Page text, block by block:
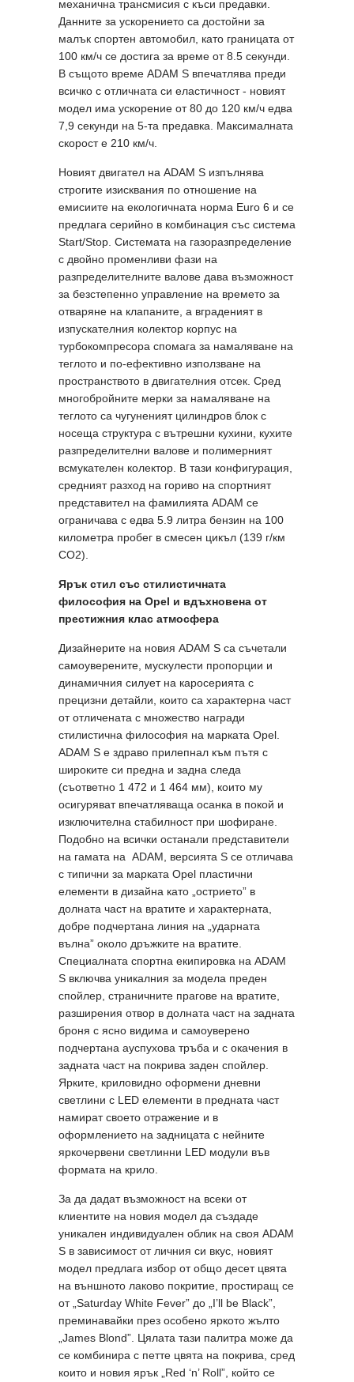
механична трансмисия с къси предавки.
Данните за ускорението са достойни за
малък спортен автомобил, като границата от
100 км/ч се достига за време от 8.5 секунди.
В същото време ADAM S впечатлява преди
всичко с отличната си еластичност - новият
модел има ускорение от 80 дo 120 км/ч едва
7,9 секунди на 5-та предавка. Максималната
скорост е 210 км/ч.
Новият двигател на ADAM S изпълнява
строгите изисквания по отношение на
емисиите на екологичната норма Euro 6 и се
предлага серийно в комбинация със система
Start/Stop. Системата на газоразпределение
с двойно променливи фази на
разпределителните валове дава възможност
за безстепенно управление на времето за
отваряне на клапаните, а вграденият в
изпускателния колектор корпус на
турбокомпресора спомага за намаляване на
теглото и по-ефективно използване на
пространството в двигателния отсек. Сред
многобройните мерки за намаляване на
теглото са чугуненият цилиндров блок с
носеща структура с вътрешни кухини, кухите
разпределителни валове и полимерният
всмукателен колектор. В тази конфигурация,
средният разход на гориво на спортният
представител на фамилията ADAM се
ограничава с едва 5.9 литра бензин на 100
километра пробег в смесен цикъл (139 г/км
CO2).
Ярък стил със стилистичната
философия на Opel и вдъхновена от
престижния клас атмосфера
Дизайнерите на новия ADAM S са съчетали
самоуверените, мускулести пропорции и
динамичния силует на каросерията с
прецизни детайли, които са характерна част
от отличената с множество награди
стилистична философия на марката Opel.
ADAM S е здраво прилепнал към пътя с
широките си предна и задна следа
(съответно 1 472 и 1 464 мм), които му
осигуряват впечатляваща осанка в покой и
изключителна стабилност при шофиране.
Подобно на всички останали представители
на гамата на ADAM, версията S се отличава
с типични за марката Opel пластични
елементи в дизайна като „острието” в
долната част на вратите и характерната,
добре подчертана линия на „ударната
вълна” около дръжките на вратите.
Специалната спортна екипировка на ADAM
S включва уникалния за модела преден
спойлер, страничните прагове на вратите,
разширения отвор в долната част на задната
броня с ясно видима и самоуверено
подчертана ауспухова тръба и с окачения в
задната част на покрива заден спойлер.
Ярките, криловидно оформени дневни
светлини с LED елементи в предната част
намират своето отражение и в
оформлението на задницата с нейните
яркочервени светлинни LED модули във
формата на крило.
За да дадат възможност на всеки от
клиентите на новия модел да създаде
уникален индивидуален облик на своя ADAM
S в зависимост от личния си вкус, новият
модел предлага избор от общо десет цвята
на външното лаково покритие, простиращ се
от „Saturday White Fever” до „I’ll be Black”,
преминавайки през особено яркото жълто
„James Blond”. Цялата тази палитра може да
се комбинира с петте цвята на покрива, сред
които и новия ярък „Red ‘n’ Roll”, който се